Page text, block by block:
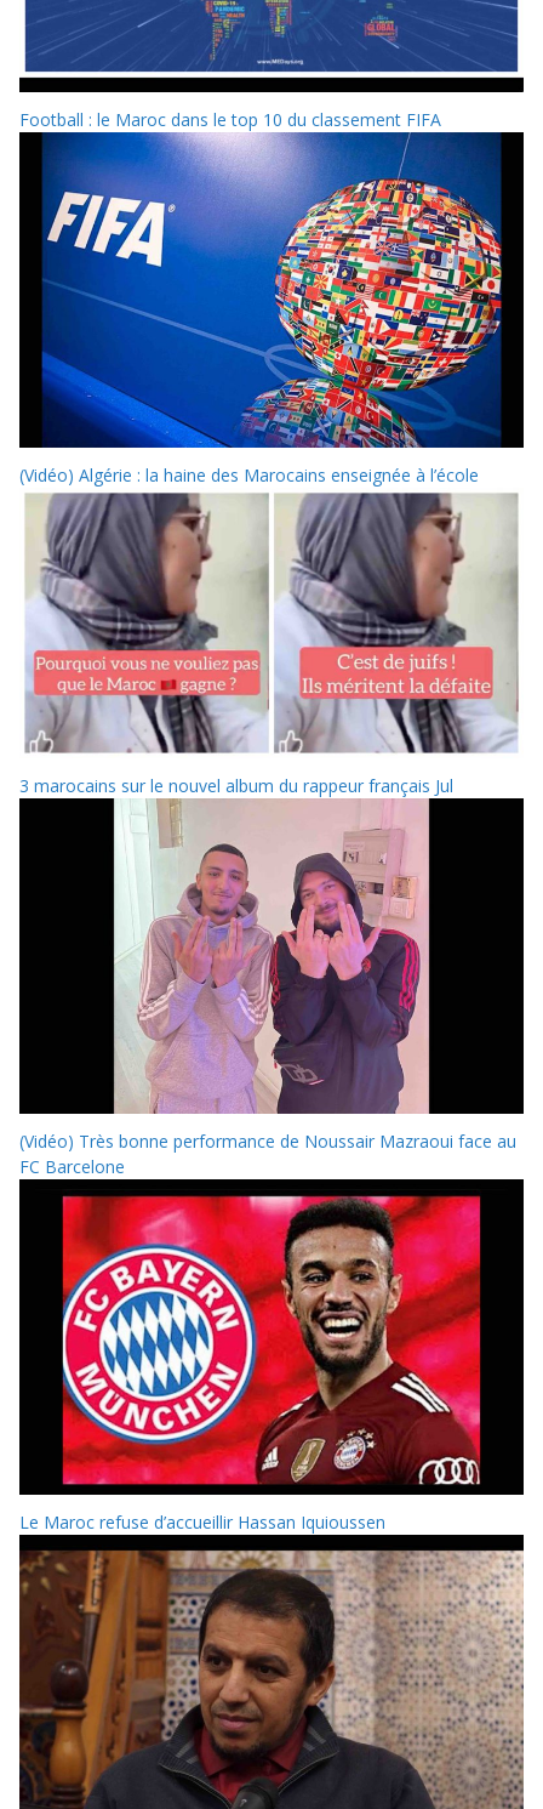
Football : le Maroc dans le top 10 du classement FIFA
(Vidéo) Algérie : la haine des Marocains enseignée à l’école
3 marocains sur le nouvel album du rappeur français Jul
(Vidéo) Très bonne performance de Noussair Mazraoui face au
FC Barcelone
Le Maroc refuse d’accueillir Hassan Iquioussen